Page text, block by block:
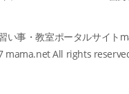
い事・教室ポータルサイト
mama.net All rights